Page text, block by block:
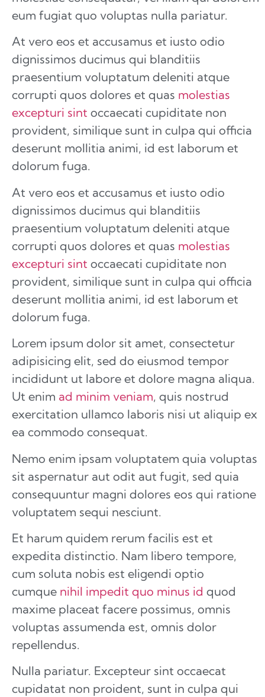
eum fugiat quo voluptas nulla pariatur.
At vero eos et accusamus et iusto odio
dignissimos ducimus qui blanditiis
praesentium voluptatum deleniti atque
corrupti quos dolores et quas molestias
excepturi sint occaecati cupiditate non
provident, similique sunt in culpa qui officia
deserunt mollitia animi, id est laborum et
dolorum fuga.
At vero eos et accusamus et iusto odio
dignissimos ducimus qui blanditiis
praesentium voluptatum deleniti atque
corrupti quos dolores et quas molestias
excepturi sint occaecati cupiditate non
provident, similique sunt in culpa qui officia
deserunt mollitia animi, id est laborum et
dolorum fuga.
Lorem ipsum dolor sit amet, consectetur
adipisicing elit, sed do eiusmod tempor
incididunt ut labore et dolore magna aliqua.
Ut enim ad minim veniam, quis nostrud
exercitation ullamco laboris nisi ut aliquip ex
ea commodo consequat.
Nemo enim ipsam voluptatem quia voluptas
sit aspernatur aut odit aut fugit, sed quia
consequuntur magni dolores eos qui ratione
voluptatem sequi nesciunt.
Et harum quidem rerum facilis est et
expedita distinctio. Nam libero tempore,
cum soluta nobis est eligendi optio
cumque nihil impedit quo minus id quod
maxime placeat facere possimus, omnis
voluptas assumenda est, omnis dolor
repellendus.
Nulla pariatur. Excepteur sint occaecat
cupidatat non proident, sunt in culpa qui